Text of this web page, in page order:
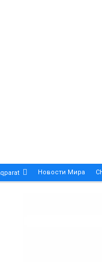
Новости Мира